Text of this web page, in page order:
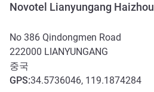
Novotel Lianyungang Haizhou
No 386 Qindongmen Road
222000 LIANYUNGANG
중국
GPS:34.5736046, 119.1874284